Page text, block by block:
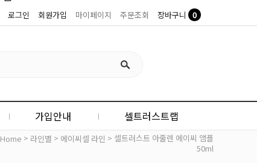
로그인 회원가입 마이페이지 주문조회 장바구니 0
가입안내 셀트러스트랩
Home > 라인별 > 에이씨셀 라인 > 셀트러스트 아줄렌 에이씨 앰플
50ml